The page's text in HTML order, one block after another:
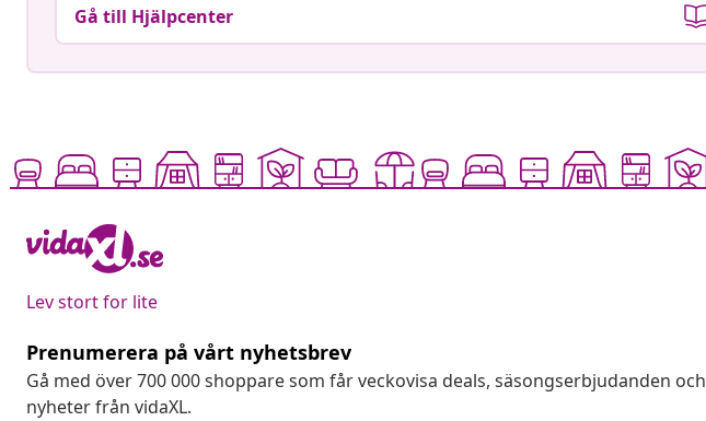
Gå till Hjälpcenter
Lev stort for lite
Prenumerera på vårt nyhetsbrev
Gå med över 700 000 shoppare som får veckovisa deals, säsongserbjudanden och
nyheter från vidaXL.